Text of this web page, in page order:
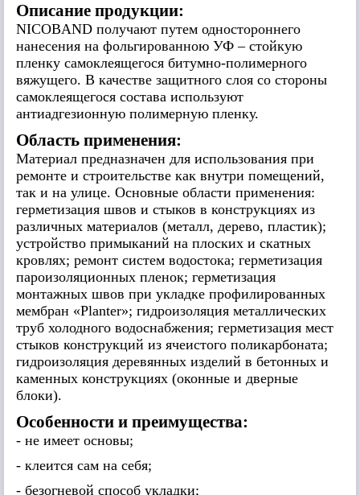
Описание продукции:
NICOBAND получают путем одностороннего
нанесения на фольгированною УФ – стойкую
пленку самоклеящегося битумно-полимерного
вяжущего. В качестве защитного слоя со стороны
самоклеящегося состава используют
антиадгезионную полимерную пленку.
Область применения:
Материал предназначен для использования при
ремонте и строительстве как внутри помещений,
так и на улице. Основные области применения:
герметизация швов и стыков в конструкциях из
различных материалов (металл, дерево, пластик);
устройство примыканий на плоских и скатных
кровлях; ремонт систем водостока; герметизация
пароизоляционных пленок; герметизация
монтажных швов при укладке профилированных
мембран «Planter»; гидроизоляция металлических
труб холодного водоснабжения; герметизация мест
стыков конструкций из ячеистого поликарбоната;
гидроизоляция деревянных изделий в бетонных и
каменных конструкциях (оконные и дверные
блоки).
Особенности и преимущества:
- не имеет основы;
- клеится сам на себя;
- безогневой способ укладки;